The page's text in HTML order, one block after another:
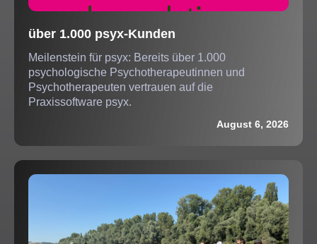
über 1.000 psyx-Kunden
Meilenstein für psyx: Bereits über 1.000
psychologische Psychotherapeutinnen und
Psychotherapeuten vertrauen auf die
Praxissoftware psyx.
August 6, 2026